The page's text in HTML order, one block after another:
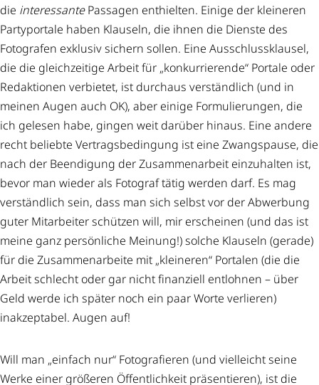
die interessantePassagen enthielten. Einige der kleineren
Partyportale haben Klauseln, die ihnen die Dienste des
Fotografen exklusiv sichern sollen. Eine Ausschlussklausel,
die die gleichzeitige Arbeit für „konkurrierende“ Portale oder
Redaktionen verbietet, ist durchaus verständlich (und in
meinen Augen auch OK), aber einige Formulierungen, die
ich gelesen habe, gingen weit darüber hinaus. Eine andere
recht beliebte Vertragsbedingung ist eine Zwangspause, die
nach der Beendigung der Zusammenarbeit einzuhalten ist,
bevor man wieder als Fotograf tätig werden darf. Es mag
verständlich sein, dass man sich selbst vor der Abwerbung
guter Mitarbeiter schützen will, mir erscheinen (und das ist
meine ganz persönliche Meinung!) solche Klauseln (gerade)
für die Zusammenarbeite mit „kleineren“ Portalen (die die
Arbeit schlecht oder gar nicht finanziell entlohnen – über
Geld werde ich später noch ein paar Worte verlieren)
inakzeptabel. Augen auf!
Will man „einfach nur“ Fotografieren (und vielleicht seine
Werke einer größeren Öffentlichkeit präsentieren), ist die